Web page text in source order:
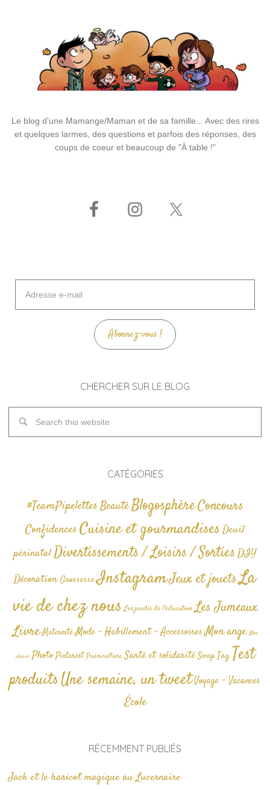
Le blog d'une Mamange/Maman et de sa famille... Avec des rires
et quelques larmes, des questions et parfois des réponses, des
coups de coeur et beaucoup de "À table !"
mail
Abonnez-vous !
CHERCHER SUR LE BLOG
CATÉGORIES
#TeamPipelettesBeautéBlogosphèreConcours
Confidences Cuisine et gourmandises Deuil
périnatalDivertissements / Loisirs / SortiesDIY
Décoration GrossesseInstagramJeux et jouetsLa
vie de chez nous Les jeudis de l'éducation Les Jumeaux
Livre Maternité Mode - Habillement - AccessoiresMon ange Non
classé Photo Pinterest Puériculture Santé et solidarité Swap TagTest
produitsUne semaine, un tweetVoyage - Vacances
École
RÉCEMMENT PUBLIÉS
Jack et le haricot magique au Lucernaire